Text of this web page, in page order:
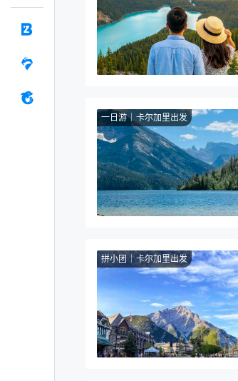
一日游 卡尔加里出发
拼小团 卡尔加里出发